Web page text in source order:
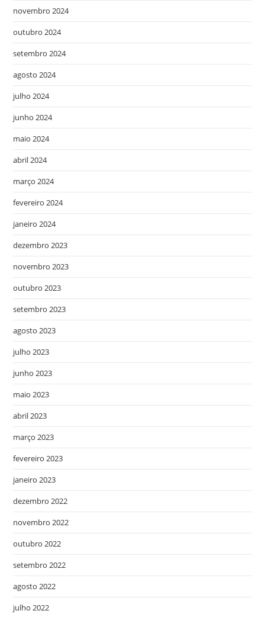
novembro 2024
outubro 2024
setembro 2024
agosto 2024
julho 2024
junho 2024
maio 2024
abril 2024
março 2024
fevereiro 2024
janeiro 2024
dezembro 2023
novembro 2023
outubro 2023
setembro 2023
agosto 2023
julho 2023
junho 2023
maio 2023
abril 2023
março 2023
fevereiro 2023
janeiro 2023
dezembro 2022
novembro 2022
outubro 2022
setembro 2022
agosto 2022
julho 2022